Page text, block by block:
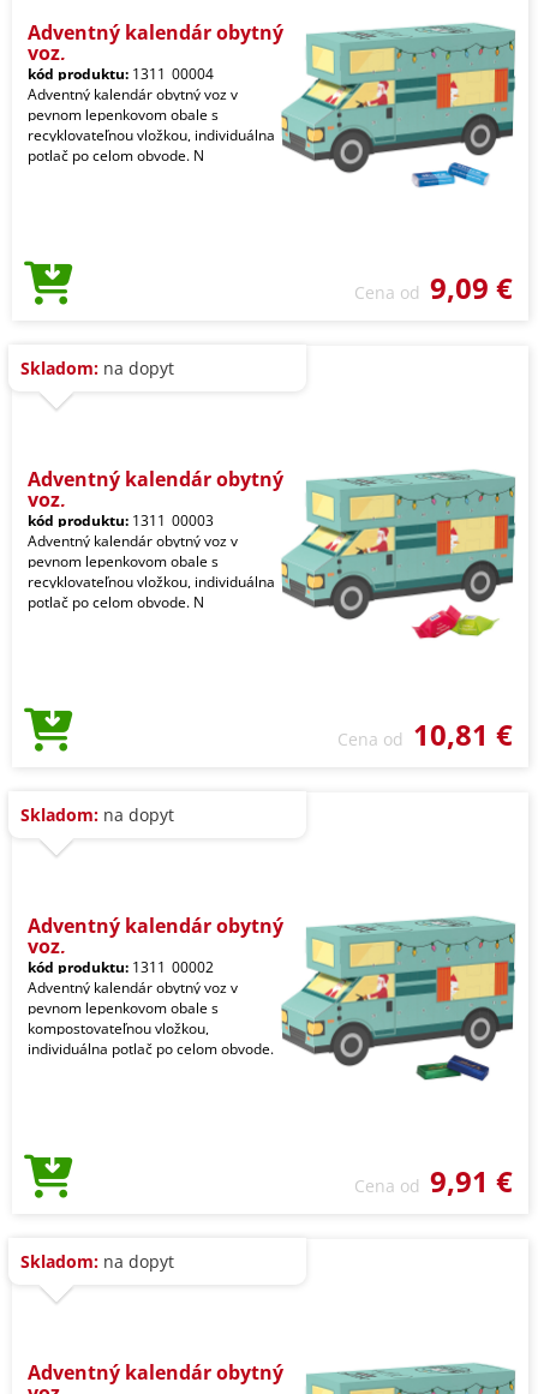
Adventný kalendár obytný
voz,
kód produktu: 1311_00004
Adventný kalendár obytný voz v
pevnom lepenkovom obale s
recyklovateľnou vložkou, individuálna
potlač po celom obvode. N
Cena od 9,09 €
Skladom: na dopyt
Adventný kalendár obytný
voz,
kód produktu: 1311_00003
Adventný kalendár obytný voz v
pevnom lepenkovom obale s
recyklovateľnou vložkou, individuálna
potlač po celom obvode. N
Cena od 10,81 €
Skladom: na dopyt
Adventný kalendár obytný
voz,
kód produktu: 1311_00002
Adventný kalendár obytný voz v
pevnom lepenkovom obale s
kompostovateľnou vložkou,
individuálna potlač po celom obvode.
Cena od 9,91 €
Skladom: na dopyt
Adventný kalendár obytný